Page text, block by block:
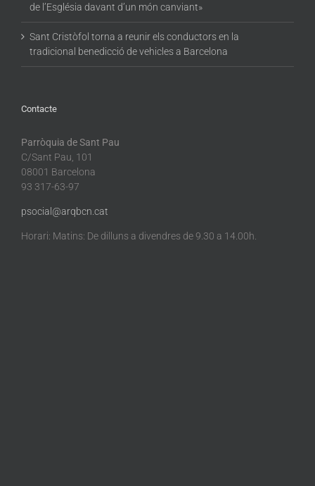
de l’Església davant d’un món canviant»
Sant Cristòfol torna a reunir els conductors en la
tradicional benedicció de vehicles a Barcelona
Contacte
Parròquia de Sant Pau
C/Sant Pau, 101
08001 Barcelona
93 317-63-97
psocial@arqbcn.cat
Horari: Matins: De dilluns a divendres de 9.30 a 14.00h.